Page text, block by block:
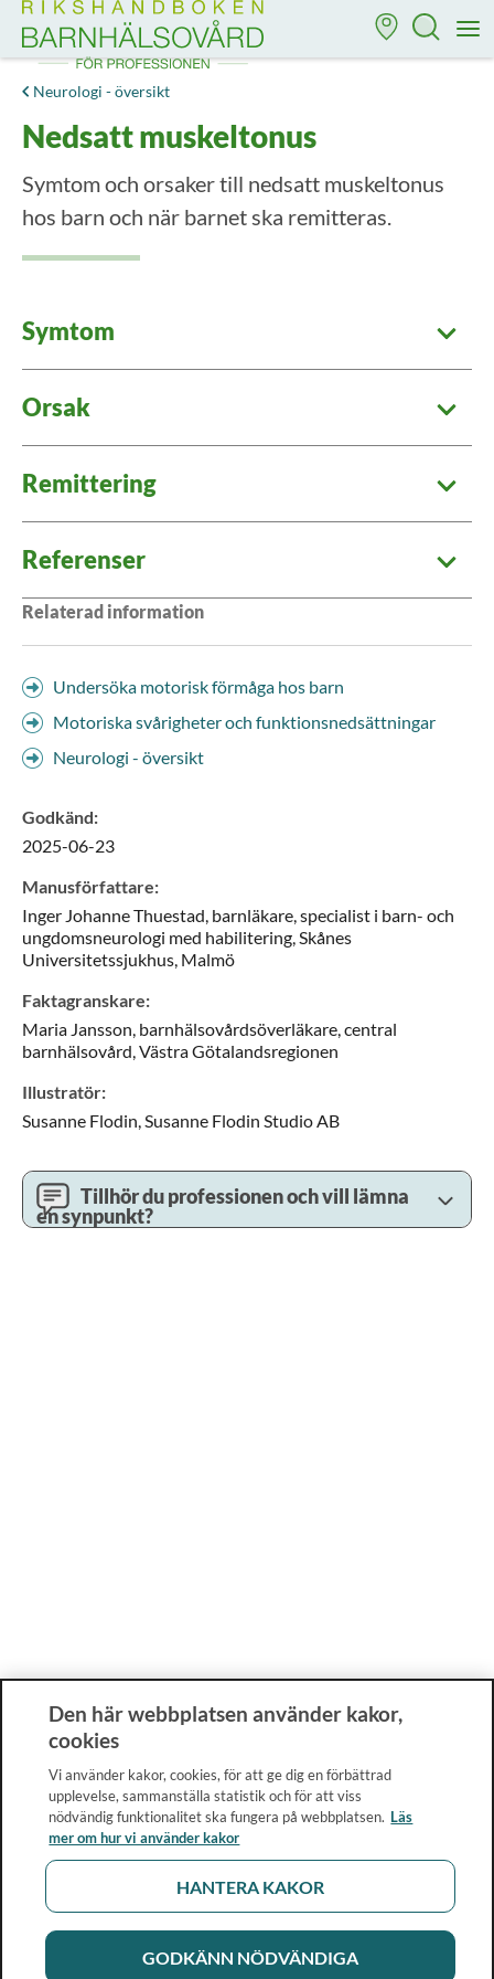
Till startsidan för Rikshandboken i barnhälsovård
Neurologi - översikt
Nedsatt muskeltonus
Symtom och orsaker till nedsatt muskeltonus
hos barn och när barnet ska remitteras.
Symtom
Orsak
Remittering
Referenser
Relaterad information
Undersöka motorisk förmåga hos barn
Motoriska svårigheter och funktionsnedsättningar
Neurologi - översikt
Godkänd:
2025-06-23
Manusförfattare:
Inger JohanneThuestad, barnläkare, specialist i barn- och
ungdomsneurologi med habilitering,Skånes
Universitetssjukhus, Malmö
Faktagranskare:
Maria Jansson, barnhälsovårdsöverläkare,central
barnhälsovård,Västra Götalandsregionen
Illustratör:
Susanne Flodin,Susanne Flodin Studio AB
Tillhör du professionen och vill lämna
en synpunkt?
Den här webbplatsen använder kakor,
cookies
Vi använder kakor, cookies, för att ge dig en förbättrad
upplevelse, sammanställa statistik och för att viss
nödvändig funktionalitet ska fungera på webbplatsen. Läs
mer om hur vi använder kakor
HANTERA KAKOR
GODKÄNN NÖDVÄNDIGA